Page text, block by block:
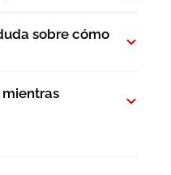
sobre cómo
mientras